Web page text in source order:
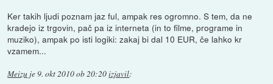
Ker takih ljudi poznam jaz ful, ampak res ogromno. S tem, da ne
kradejo iz trgovin, pač pa iz interneta (in to filme, programe in
muziko), ampak po isti logiki: zakaj bi dal 10 EUR, če lahko kr
vzamem...
Meizu je9. okt 2010 ob 20:20izjavil: